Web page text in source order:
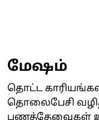
மேஷம்
தொட்ட
தொலைபேசி
பணத்தேவைகள்